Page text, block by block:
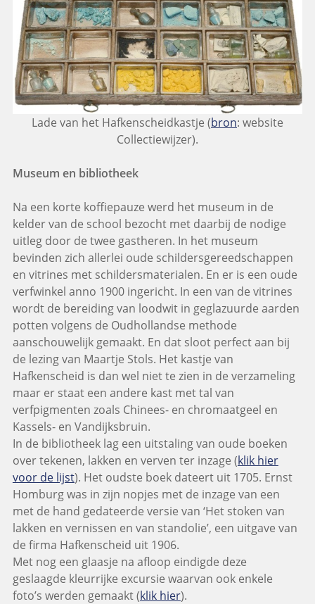
Lade van het Hafkenscheidkastje (bron: website
Collectiewijzer).
Museum en bibliotheek
Na een korte koffiepauze werd het museum in de
kelder van de school bezocht met daarbij de nodige
uitleg door de twee gastheren. In het museum
bevinden zich allerlei oude schildersgereedschappen
en vitrines met schildersmaterialen. En er is een oude
verfwinkel anno 1900 ingericht. In een van de vitrines
wordt de bereiding van loodwit in geglazuurde aarden
potten volgens de Oudhollandse methode
aanschouwelijk gemaakt. En dat sloot perfect aan bij
de lezing van Maartje Stols. Het kastje van
Hafkenscheid is dan wel niet te zien in de verzameling
maar er staat een andere kast met tal van
verfpigmenten zoals Chinees- en chromaatgeel en
Kassels- en Vandijksbruin.
In de bibliotheek lag een uitstaling van oude boeken
over tekenen, lakken en verven ter inzage (klik hier
voor de lijst). Het oudste boek dateert uit 1705. Ernst
Homburg was in zijn nopjes met de inzage van een
met de hand gedateerde versie van ‘Het stoken van
lakken en vernissen en van standolie’, een uitgave van
de firma Hafkenscheid uit 1906.
Met nog een glaasje na afloop eindigde deze
geslaagde kleurrijke excursie waarvan ook enkele
foto’s werden gemaakt (klik hier).